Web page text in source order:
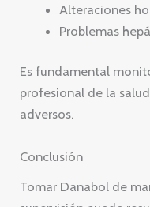
Alteraciones
Problemas
Es fundamental
profesional de la
adversos.
Conclusión
Tomar Danabol de